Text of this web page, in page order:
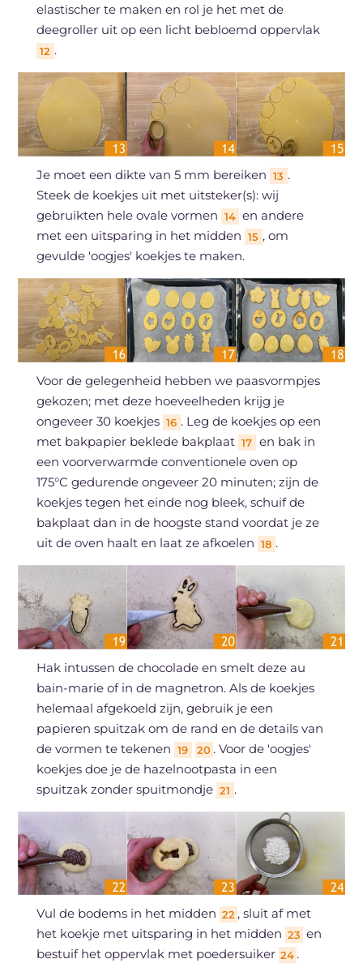
elastischer te maken en rol je het met de
deegroller uit op een licht bebloemd oppervlak
12 .
Je moet een dikte van 5 mm bereiken 13 .
Steek de koekjes uit met uitsteker(s): wij
gebruikten hele ovale vormen 14 en andere
met een uitsparing in het midden 15 , om
gevulde 'oogjes' koekjes te maken.
Voor de gelegenheid hebben we paasvormpjes
gekozen; met deze hoeveelheden krijg je
ongeveer 30 koekjes 16 . Leg de koekjes op een
met bakpapier beklede bakplaat 17 en bak in
een voorverwarmde conventionele oven op
175°C gedurende ongeveer 20 minuten; zijn de
koekjes tegen het einde nog bleek, schuif de
bakplaat dan in de hoogste stand voordat je ze
uit de oven haalt en laat ze afkoelen 18 .
Hak intussen de chocolade en smelt deze au
bain-marie of in de magnetron. Als de koekjes
helemaal afgekoeld zijn, gebruik je een
papieren spuitzak om de rand en de details van
de vormen te tekenen 19 20 . Voor de 'oogjes'
koekjes doe je de hazelnootpasta in een
spuitzak zonder spuitmondje 21 .
Vul de bodems in het midden 22 , sluit af met
het koekje met uitsparing in het midden 23 en
bestuif het oppervlak met poedersuiker 24 .